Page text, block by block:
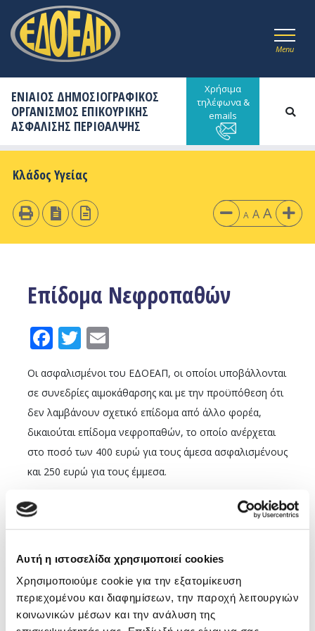
Αυτή η ιστοσελίδα χρησιμοποιεί cookies
Χρησιμοποιούμε cookie για την εξατομίκευση
περιεχομένου και διαφημίσεων, την παροχή λειτουργιών
κοινωνικών μέσων και την ανάλυση της
Menu
ΕΝΙΑΙΟΣ ΔΗΜΟΣΙΟΓΡΑΦΙΚΟΣ
ΟΡΓΑΝΙΣΜΟΣ ΕΠΙΚΟΥΡΙΚΗΣ
ΑΣΦΑΛΙΣΗΣ ΠΕΡΙΘΑΛΨΗΣ
Χρήσιμα
τηλέφωνα &
emails
Κλάδος Υγείας
A A A
Επίδομα Νεφροπαθών
Facebook
Twitter
Οι ασφαλισμένοι του ΕΔΟΕΑΠ, οι οποίοι υποβάλλονται
σε συνεδρίες αιμοκάθαρσης και με την προϋπόθεση ότι
δεν λαμβάνουν σχετικό επίδομα από άλλο φορέα,
δικαιούται επίδομα νεφροπαθών, το οποίο ανέρχεται
στο ποσό των 400 ευρώ για τους άμεσα ασφαλισμένους
και 250 ευρώ για τους έμμεσα.
Για την καταβολή του επιδόματος απαιτείται η υποβολή
αίτησης στην ηλεκτρονική διεύθυνση
info@edoeap.gr,
ότι ο ασφαλισμένος υποβάλλεται σε αιμοκάθαρση και
υπεύθυνης δήλωσης ότι δεν λαμβάνει αντίστοιχο
βοήθημα από άλλο φορέα.